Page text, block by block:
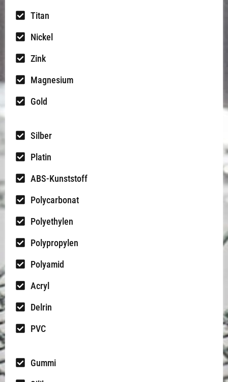
Titan
Nickel
Zink
Magnesium
Gold
Silber
Platin
ABS-Kunststoff
Polycarbonat
Polyethylen
Polypropylen
Polyamid
Acryl
Delrin
PVC
Gummi